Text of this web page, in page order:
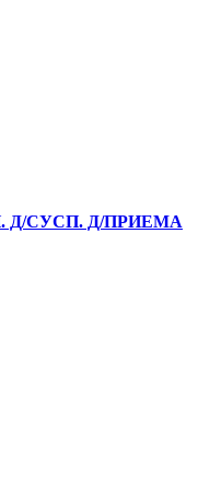
Д/СУСП. Д/ПРИЕМА